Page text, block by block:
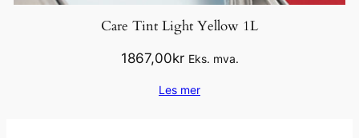
Care Tint Light Yellow 1L
1867,00kr Eks. mva.
Les mer